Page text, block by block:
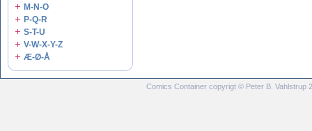
M-N-O
P-Q-R
S-T-U
V-W-X-Y-Z
Æ-Ø-Å
Comics Container copyrigt © Peter B.